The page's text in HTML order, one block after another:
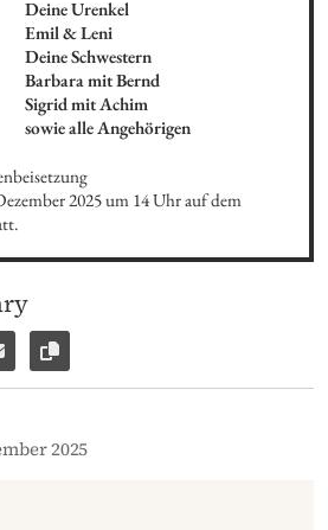
Deine Urenkel
Emil & Leni
Deine Schwestern
Barbara mit Bernd
Sigrid mit Achim
sowie alle Angehörigen
2025 um 14 Uhr auf dem
Facebook Messenger
via E-Mail
Copy link to page
2025